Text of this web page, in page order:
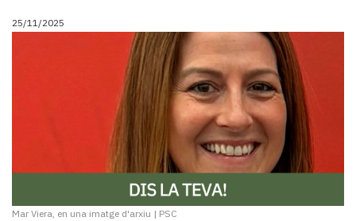
25/11/2025
Mar Viera, en una imatge d'arxiu | PSC